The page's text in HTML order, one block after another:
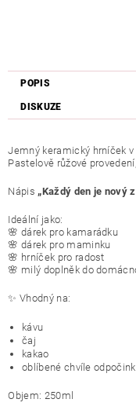
POPIS
DISKUZE
Jemný keramický hrníček
Pastelově růžové
Nápis „Každý den je nový
Ideální jako:
🌸 dárek pro kamarádku
🌸 dárek pro maminku
🌸 hrníček pro radost
🌸 milý doplněk do
✨ Vhodný na:
kávu
čaj
kakao
oblíbené chvíle
Objem: 250ml